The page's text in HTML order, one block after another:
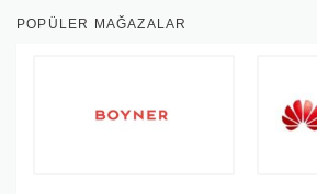
POPÜLER MAĞAZALAR